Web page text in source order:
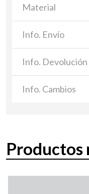
Material
Info. Envío
Info. Devolución
Info. Cambios
Productos